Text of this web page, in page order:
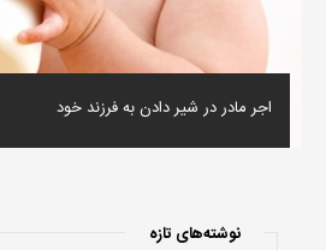
اجر مادر در شیر دادن به فرزند خود
نوشته‌های تازه